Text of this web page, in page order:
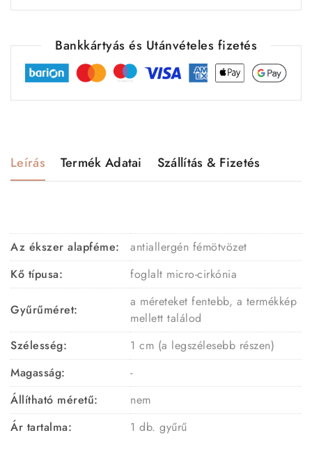
Bankkártyás és Utánvételes fizetés
Leírás Termék Adatai Szállítás & Fizetés
Az ékszer alapféme:
antiallergén fémötvözet
Kő típusa:
foglalt micro-cirkónia
Gyűrűméret:
a méreteket fentebb, a termékkép
mellett találod
Szélesség:
1 cm (a legszélesebb részen)
Magasság:
-
Állítható méretű:
nem
Ár tartalma:
1 db. gyűrű